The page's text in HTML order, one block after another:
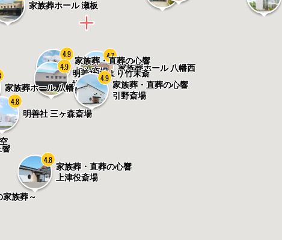
家族葬ホール 八幡西
4.7
家族葬・直葬の心響
相生斎場
4.9
明善社 ひより竹末斎
場
4.9
家族葬・直葬の心響
引野斎場
4.9
家族葬ホール 瀬板
家族葬ホール 八幡
明善社 三ヶ森斎場
4.8
家族葬・直葬の心響
上津役斎場
4.8
響
家族葬～